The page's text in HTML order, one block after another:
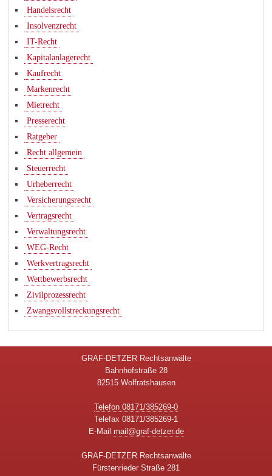
Handelsrecht
Insolvenzrecht
IT-Recht
Kapitalanlagerecht
Kaufrecht
Markenrecht
Mietrecht
Presserecht
Ratgeber
Recht allgemein
Steuerrecht
Urheberrecht
Versicherungsrecht
Vertragsrecht
Verwaltungsrecht
WEG-Recht
Werkvertragsrecht
Wettbewerbsrecht
Zivilprozessrecht
Zwangsvollstreckungsrecht
GRAF-DETZER Rechtsanwälte
Bahnhofstraße 28
82515 Wolfratshausen
Telefon 08171/385269-0
Telefax 08171/385269-1
E-Mail mail@graf-detzer.de
GRAF-DETZER Rechtsanwälte
Fürstenrieder Straße 281